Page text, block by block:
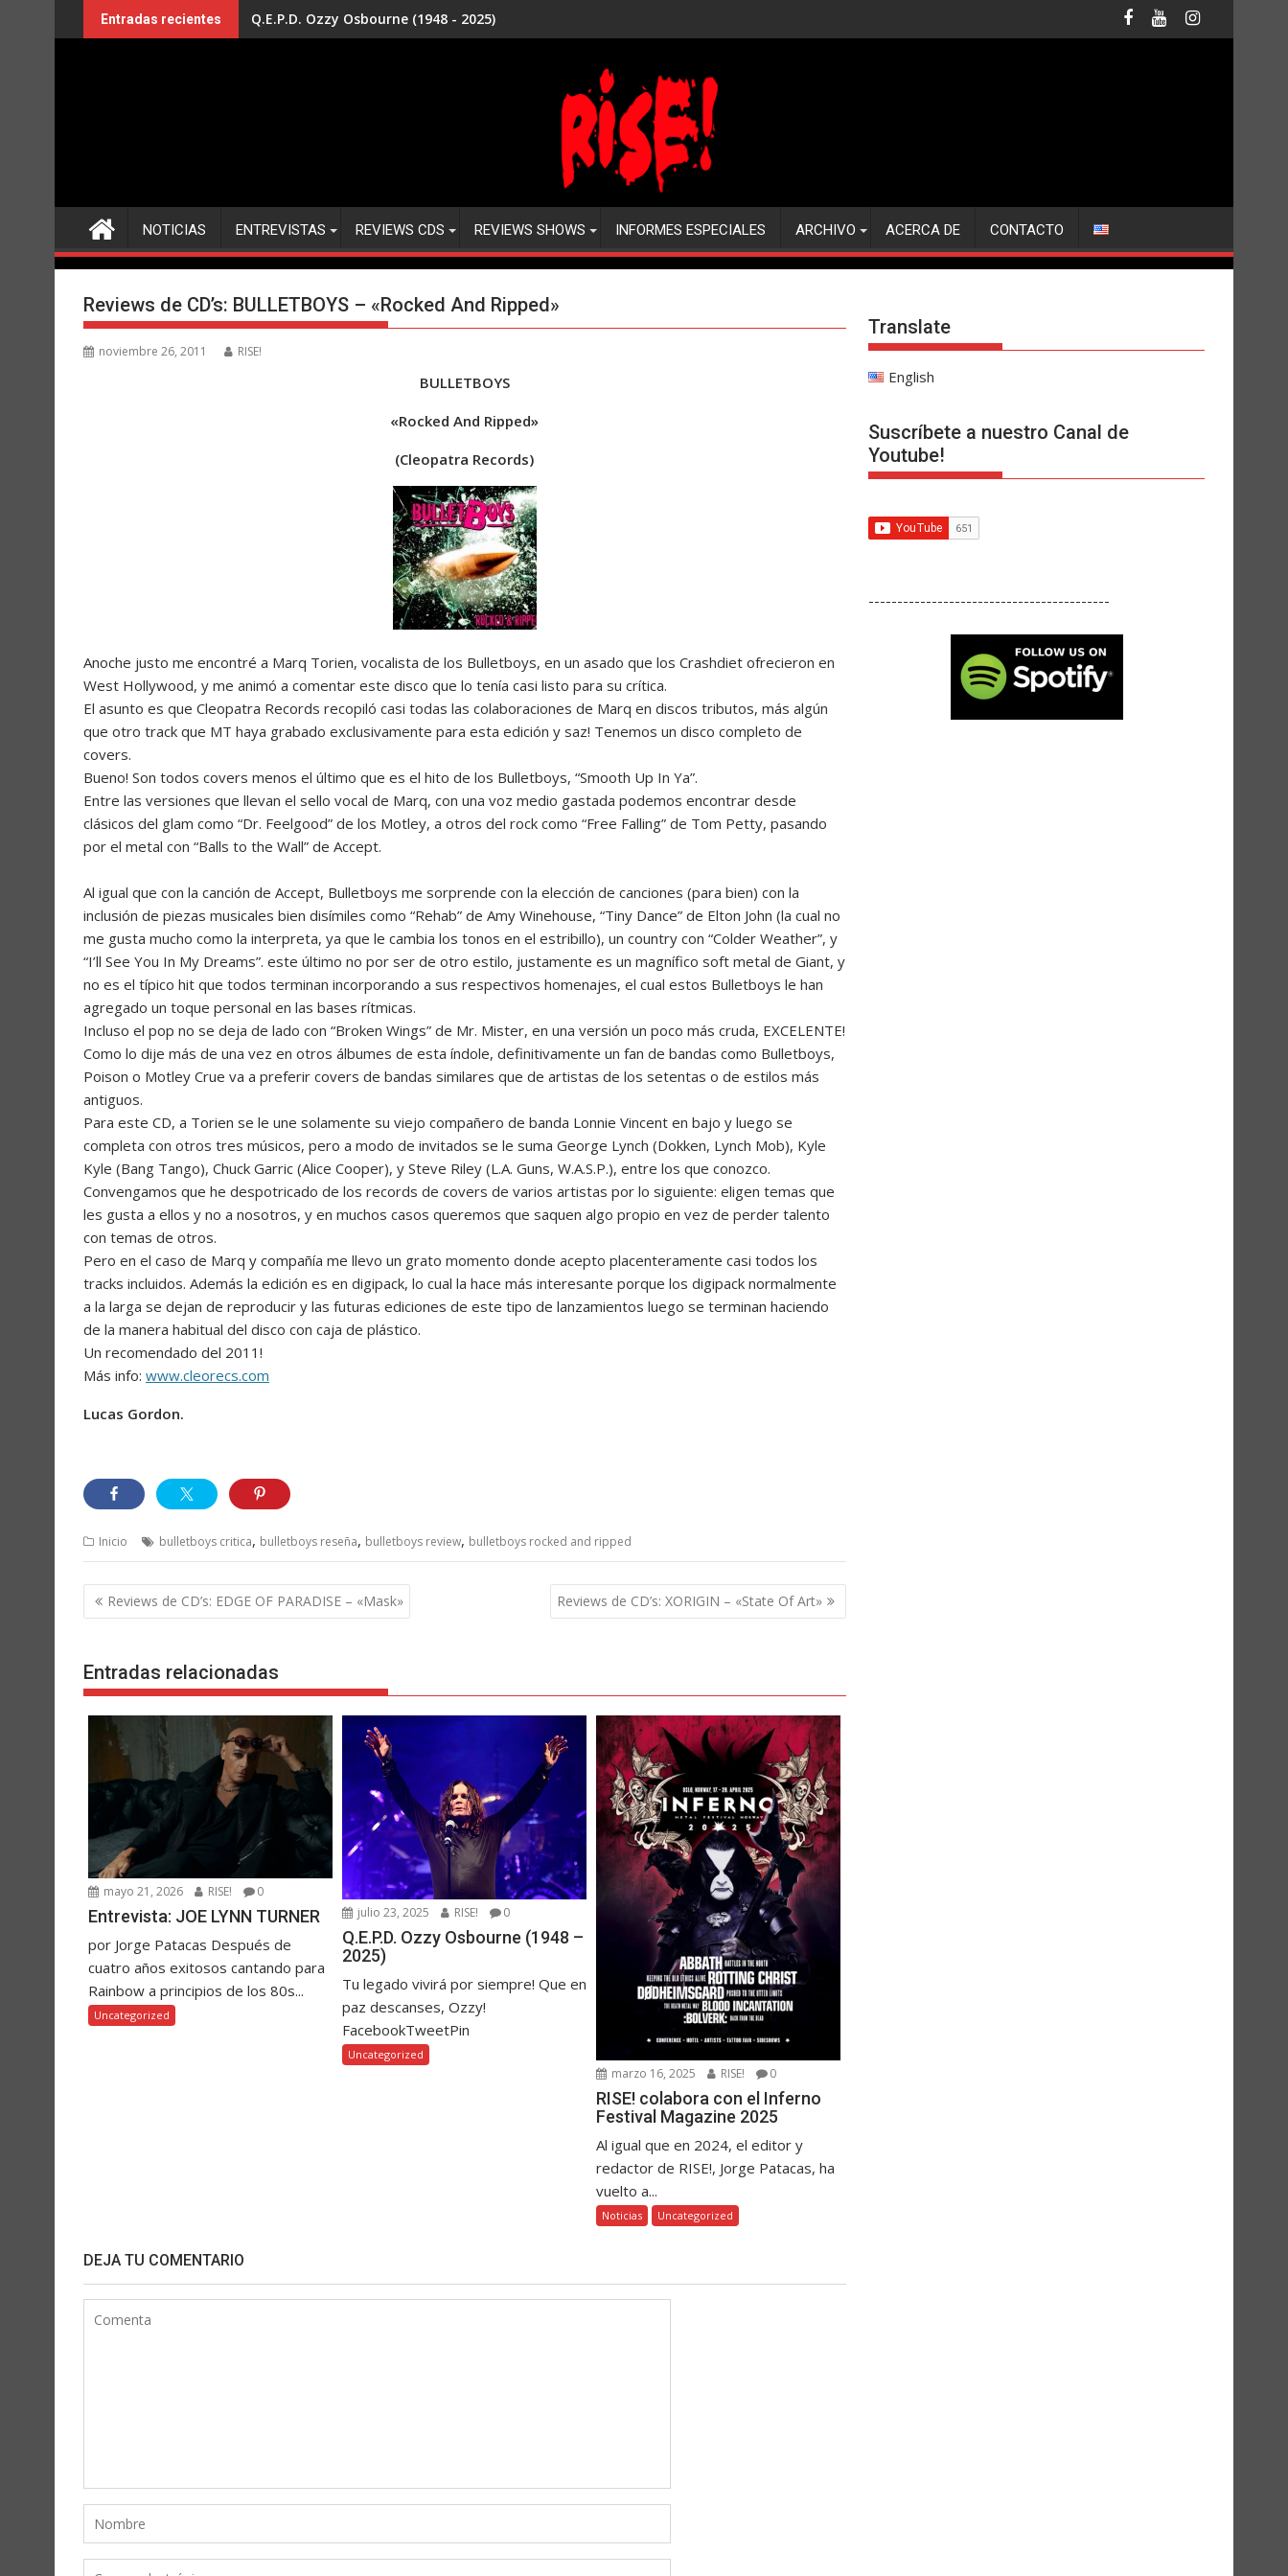
al
Entradas recientes Q.E.P.D. Ozzy Osbourne (1948 - 2025)
NOTICIAS ENTREVISTAS REVIEWS CDS REVIEWS SHOWS INFORMES ESPECIALES ARCHIVO ACERCA DE CONTACTO
Reviews de CD’s: BULLETBOYS – «Rocked And Ripped»
noviembre 26, 2011 RISE!
BULLETBOYS
«Rocked And Ripped»
(Cleopatra Records)
Anoche justo me encontré a Marq Torien, vocalista de los Bulletboys, en un asado que los Crashdiet ofrecieron en
West Hollywood, y me animó a comentar este disco que lo tenía casi listo para su crítica.
El asunto es que Cleopatra Records recopiló casi todas las colaboraciones de Marq en discos tributos, más algún
que otro track que MT haya grabado exclusivamente para esta edición y saz! Tenemos un disco completo de
covers.
Bueno! Son todos covers menos el último que es el hito de los Bulletboys, “Smooth Up In Ya”.
Entre las versiones que llevan el sello vocal de Marq, con una voz medio gastada podemos encontrar desde
clásicos del glam como “Dr. Feelgood” de los Motley, a otros del rock como “Free Falling” de Tom Petty, pasando
por el metal con “Balls to the Wall” de Accept.
Al igual que con la canción de Accept, Bulletboys me sorprende con la elección de canciones (para bien) con la
inclusión de piezas musicales bien disímiles como “Rehab” de Amy Winehouse, “Tiny Dance” de Elton John (la cual no
me gusta mucho como la interpreta, ya que le cambia los tonos en el estribillo), un country con “Colder Weather”, y
“I’ll See You In My Dreams”. este último no por ser de otro estilo, justamente es un magnífico soft metal de Giant, y
no es el típico hit que todos terminan incorporando a sus respectivos homenajes, el cual estos Bulletboys le han
agregado un toque personal en las bases rítmicas.
Incluso el pop no se deja de lado con “Broken Wings” de Mr. Mister, en una versión un poco más cruda, EXCELENTE!
Como lo dije más de una vez en otros álbumes de esta índole, definitivamente un fan de bandas como Bulletboys,
Poison o Motley Crue va a preferir covers de bandas similares que de artistas de los setentas o de estilos más
antiguos.
Para este CD, a Torien se le une solamente su viejo compañero de banda Lonnie Vincent en bajo y luego se
completa con otros tres músicos, pero a modo de invitados se le suma George Lynch (Dokken, Lynch Mob), Kyle
Kyle (Bang Tango), Chuck Garric (Alice Cooper), y Steve Riley (L.A. Guns, W.A.S.P.), entre los que conozco.
Convengamos que he despotricado de los records de covers de varios artistas por lo siguiente: eligen temas que
les gusta a ellos y no a nosotros, y en muchos casos queremos que saquen algo propio en vez de perder talento
con temas de otros.
Pero en el caso de Marq y compañía me llevo un grato momento donde acepto placenteramente casi todos los
tracks incluidos. Además la edición es en digipack, lo cual la hace más interesante porque los digipack normalmente
a la larga se dejan de reproducir y las futuras ediciones de este tipo de lanzamientos luego se terminan haciendo
de la manera habitual del disco con caja de plástico.
Un recomendado del 2011!
Más info: www.cleorecs.com
Lucas Gordon.
Inicio bulletboys critica, bulletboys reseña, bulletboys review, bulletboys rocked and ripped
Navegación
de
Reviews de CD’s: EDGE OF PARADISE – «Mask» Reviews de CD’s: XORIGIN – «State Of Art»
Entradas relacionadas
mayo 21, 2026 RISE! 0
Entrevista: JOE LYNN TURNER
por Jorge Patacas Después de
cuatro años exitosos cantando para
Rainbow a principios de los 80s...
Uncategorized
julio 23, 2025 RISE! 0
Q.E.P.D. Ozzy Osbourne (1948 –
2025)
Tu legado vivirá por siempre! Que en
paz descanses, Ozzy!
FacebookTweetPin
Uncategorized
marzo 16, 2025 RISE! 0
RISE! colabora con el Inferno
Festival Magazine 2025
Al igual que en 2024, el editor y
redactor de RISE!, Jorge Patacas, ha
vuelto a...
Noticias Uncategorized
DEJA TU COMENTARIO
Translate
English
Suscríbete a nuestro Canal de
Youtube!
------------------------------------------